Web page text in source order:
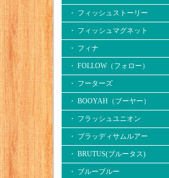
・ フィッシュストーリー
・ フィッシュマグネット
・ フィナ
・ FOLLOW（フォロー）
・ フーターズ
・ BOOYAH（ブーヤー）
・ フラッシュユニオン
・ ブラッディサムルアー
・ BRUTUS(ブルータス)
・ ブルーブルー